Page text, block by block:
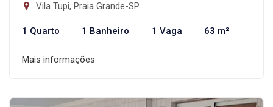
Vila Tupi, Praia Grande-SP
1 Quarto 1 Banheiro 1 Vaga 63 m²
Mais informações